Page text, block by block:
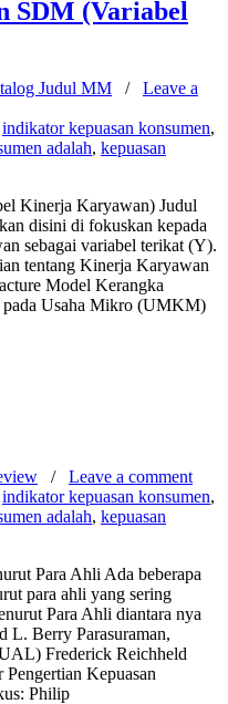
SDM (Variabel
Judul MM / Leave a
indikator kepuasan konsumen,
adalah, kepuasan
Kinerja Karyawan) Judul
disini di fokuskan kepada
sebagai variabel terikat (Y).
tentang Kinerja Karyawan
Model Kerangka
pada Usaha Mikro (UMKM)
/ Leave a comment
indikator kepuasan konsumen,
adalah, kepuasan
Para Ahli Ada beberapa
para ahli yang sering
Para Ahli diantara nya
L. Berry Parasuraman,
Frederick Reichheld
Kepuasan
Philip